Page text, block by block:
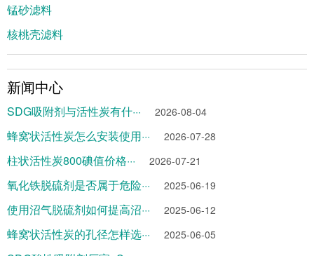
锰砂滤料
核桃壳滤料
新闻中心
SDG吸附剂与活性炭有什··· 2026-08-04
蜂窝状活性炭怎么安装使用··· 2026-07-28
柱状活性炭800碘值价格··· 2026-07-21
氧化铁脱硫剂是否属于危险··· 2025-06-19
使用沼气脱硫剂如何提高沼··· 2025-06-12
蜂窝状活性炭的孔径怎样选··· 2025-06-05